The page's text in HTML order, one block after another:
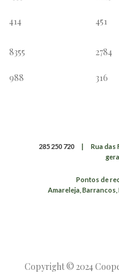
414 451
8355
988
2784
316
285 250 720 Rua das
Pontos de
Amareleja, Barrancos,
Copyright © 2024